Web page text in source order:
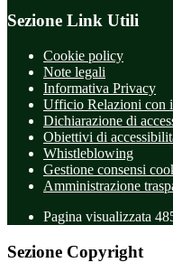
Sezione Link Utili
Cookie policy
Note legali
Informativa Privacy
Ufficio Relazioni con
Dichiarazione di
Obiettivi di
Whistleblowing
Gestione consensi
Amministrazione
Pagina visualizzata
Sezione Copyright